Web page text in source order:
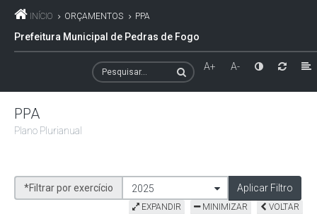
INÍCIO ORÇAMENTOS PPA
Prefeitura Municipal de Pedras de Fogo
A+ A-
PPA
Plano Plurianual
*Filtrar por exercício 2025 Aplicar Filtro
EXPANDIR MINIMIZAR VOLTAR